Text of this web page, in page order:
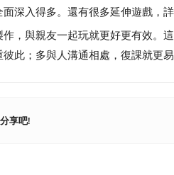
深入得多。還有很多延伸遊戲，
與親友一起玩就更好更有效。
此；多與人溝通相處，復課就更易
享吧!